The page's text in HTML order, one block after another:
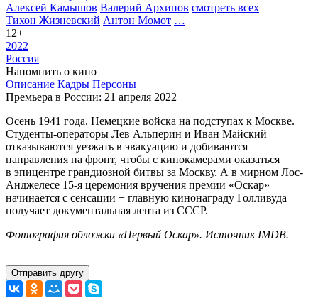
Алексей Камышов Валерий Архипов смотреть всех
Тихон Жизневский Антон Момот …
12+
2022
Россия
Напомнить о кино
Описание Кадры Персоны
Премьера в России: 21 апреля 2022
Осень 1941 года. Немецкие войска на подступах к Москве.
Студенты-операторы Лев Альперин и Иван Майский
отказываются уезжать в эвакуацию и добиваются
направления на фронт, чтобы с кинокамерами оказаться
в эпицентре грандиозной битвы за Москву. А в мирном Лос-
Анджелесе 15-я церемония вручения премии «Оскар»
начинается с сенсации − главную кинонаграду Голливуда
получает документальная лента из СССР.
Фотография обложки «Первый Оскар». Источник IMDB.
Отправить другу